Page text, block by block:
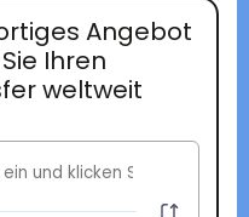
Angebot
Ihren
weltweit